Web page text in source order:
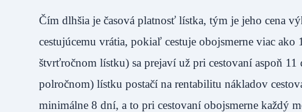
Čím dlhšia je časová platnosť lístka, tým je jeho cena
cestujúcemu vrátia, pokiaľ cestuje obojsmerne viac
štvrťročnom lístku) sa prejaví už pri cestovaní aspoň
polročnom) lístku postačí na rentabilitu nákladov
minimálne 8 dní, a to pri cestovaní obojsmerne každý